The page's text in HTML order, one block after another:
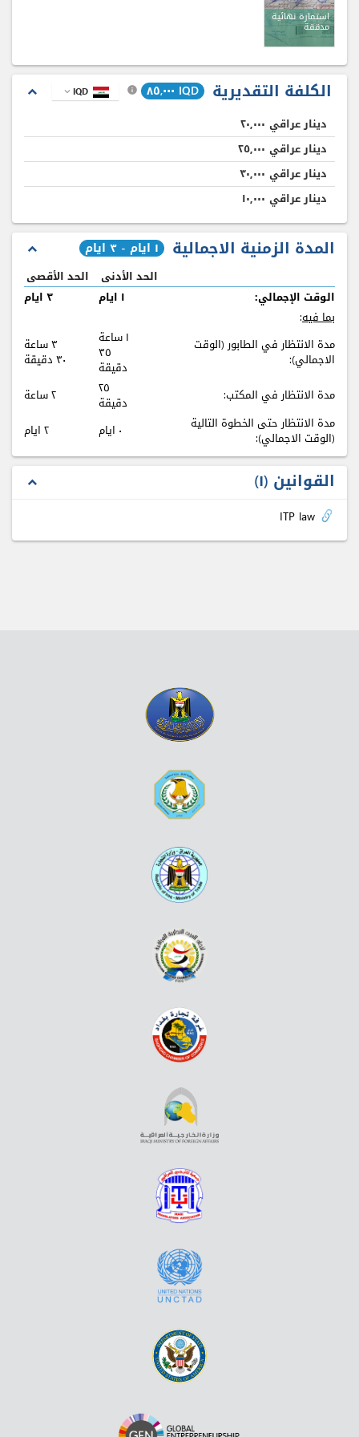
استمارة نهائية
مدققة
الكلفة التقديرية IQD ٨٥,٠٠٠ expand_less info
IQD
expand_more
دينار عراقي ٢٠,٠٠٠
دينار عراقي ٢٥,٠٠٠
دينار عراقي ٣٠,٠٠٠
دينار عراقي ۱٠,٠٠٠
المدة الزمنية الاجمالية ۱ ايام - ٣ ايام expand_less
الحد الأدنى
الحد الأقصى
الوقت الإجمالي:
۱ ايام
٣ ايام
بما فيه:
مدة الانتظار في الطابور (الوقت
الاجمالي):
۱ ساعة
٣٥
دقيقة
٣ ساعة
٣٠ دقيقة
مدة الانتظار في المكتب:
٢٥
دقيقة
٢ ساعة
مدة الانتظار حتى الخطوة التالية
(الوقت الاجمالي): ٠ ايام ٢ ايام
القوانين ۱ expand_less
ITP law